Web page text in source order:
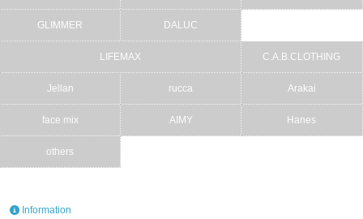
GLIMMER DALUC
LIFEMAX C.A.B.CLOTHING
Jellan rucca Arakai
face mix AIMY Hanes
others
Information